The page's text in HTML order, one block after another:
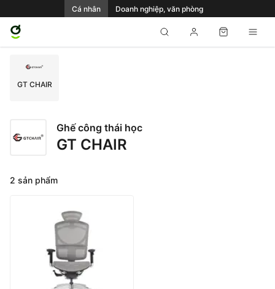
Cá nhân Doanh nghiệp, văn phòng
GT CHAIR
Ghế công thái học
GT CHAIR
2 sản phẩm